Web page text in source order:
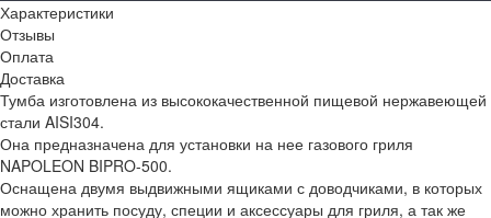
Характеристики
Отзывы
Оплата
Доставка
Тумба изготовлена из высококачественной пищевой нержавеющей
стали AISI304.
Она предназначена для установки на нее газового гриля
NAPOLEON BIPRO-500.
Оснащена двумя выдвижными ящиками с доводчиками, в которых
можно хранить посуду, специи и аксессуары для гриля, а так же